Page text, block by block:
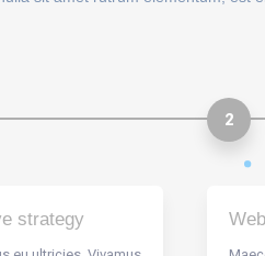
strategy
2